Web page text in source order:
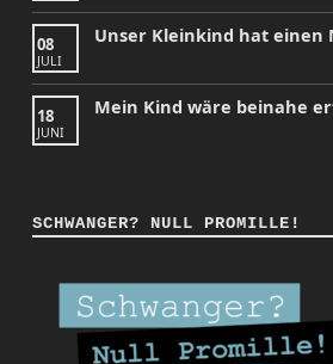
08
JULI
Unser Kleinkind hat einen
18
JUNI
Mein Kind wäre beinahe
SCHWANGER? NULL PROMILLE!